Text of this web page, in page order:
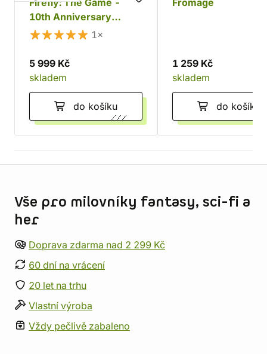
Firefly: The Game -
10th Anniversary
Collector's Edition
1×
5 999 Kč
skladem
do košíku
Fromage
1 259 Kč
skladem
do košíku
Vše pro milovníky fantasy, sci-fi a
her
Doprava zdarma nad 2 299 Kč
60 dní na vrácení
20 let na trhu
Vlastní výroba
Vždy pečlivě zabaleno